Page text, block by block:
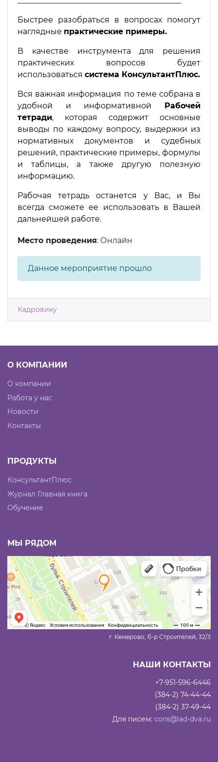
Быстрее разобраться в вопросах помогут
наглядные практические примеры.
В качестве инструмента для решения
практических вопросов будет
использоваться система КонсультантПлюс.
Вся важная информация по теме собрана в
удобной и информативной
Рабочей
тетради, которая содержит основные
выводы по каждому вопросу, выдержки из
нормативных документов и судебных
решений, практические примеры, формулы
и таблицы, а также другую полезную
информацию.
Рабочая тетрадь останется у Вас, и Вы
всегда сможете ее использовать в Вашей
дальнейшей работе.
Место проведения: Онлайн
Данное мероприятие прошло
Кадровику
О КОМПАНИИ
О компании
Работа у нас
Новости
Контакты
ПРОДУКТЫ
КонсультантПлюс
Журнал Главная книга
Обучение
МЫ РЯДОМ
г. Кемерово, б-р Строителей, 32/3
НАШИ КОНТАКТЫ
+7-951-596-6446
(384-2) 74-44-44
(384-2) 37-49-44
Для писем: cons@lad-dva.ru